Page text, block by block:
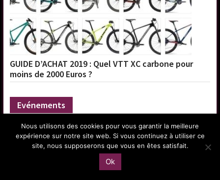
GUIDE D’ACHAT 2019 : Quel VTT XC carbone pour
moins de 2000 Euros ?
Evénements
La Sud-Bourgogne Cyclo et Gravel 2026, le récit
Nous utilisons des cookies pour vous garantir la meilleure
expérience sur notre site web. Si vous continuez à utiliser ce
site, nous supposerons que vous en êtes satisfait.
Ok